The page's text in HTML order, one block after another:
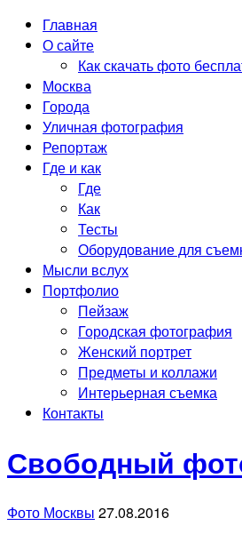
Главная
О сайте
Как скачать фото
Москва
Города
Уличная фотография
Репортаж
Где и как
Где
Как
Тесты
Оборудование для
Мысли вслух
Портфолио
Пейзаж
Городская фотография
Женский портрет
Предметы и коллажи
Интерьерная съемка
Контакты
Свободный
Фото Москвы 27.08.2016